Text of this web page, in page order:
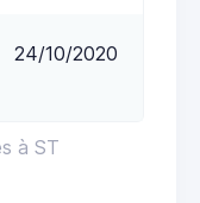
à ST
24/10/2020